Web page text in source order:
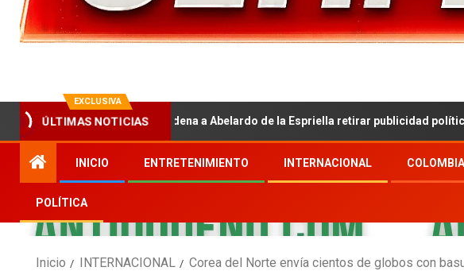
EXCLUSIVA
ÚLTIMAS NOTICIAS
Tribunal ordena a Abelardo de la Espriella retirar publicidad política con
INICIO ENTRETENIMIENTO INTERNACIONAL COLOMBIA
POLÍTICA
Inicio INTERNACIONAL Corea del Norte envía cientos de globos con